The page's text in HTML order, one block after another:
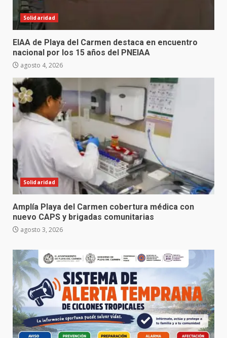
Solidaridad
EIAA de Playa del Carmen destaca en encuentro
nacional por los 15 años del PNEIAA
agosto 4, 2026
Solidaridad
Amplía Playa del Carmen cobertura médica con
nuevo CAPS y brigadas comunitarias
agosto 3, 2026